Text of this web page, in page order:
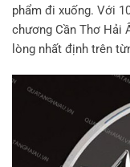
phẩm đi xuống. Với
chương Cần Thơ Hải
lòng nhất định trên